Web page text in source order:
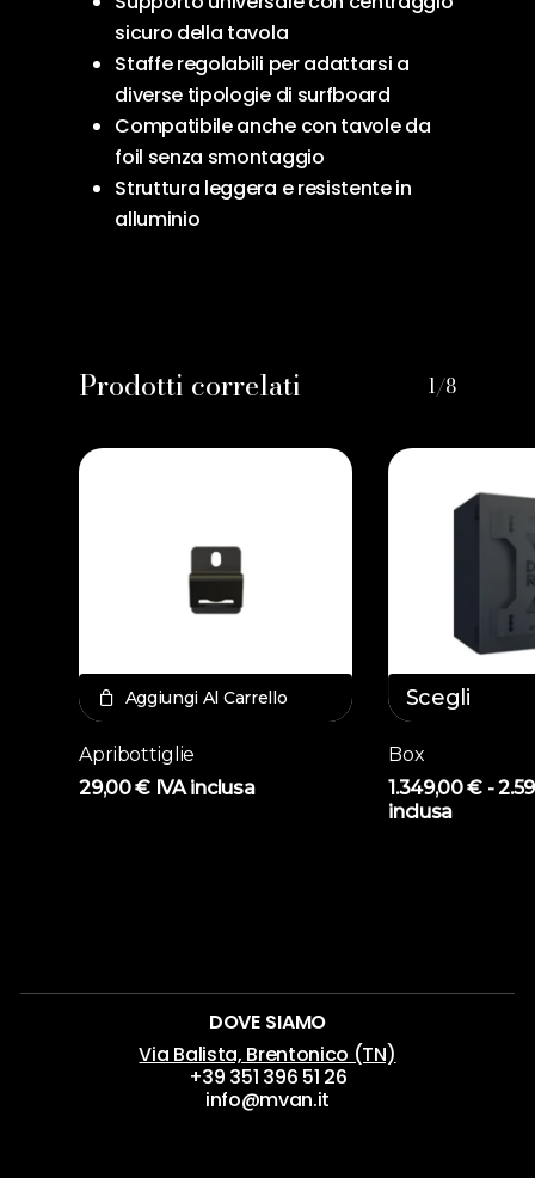
sicuro della tavola
Staffe regolabili per adattarsi a
diverse tipologie di surfboard
Compatibile anche con tavole da
foil senza smontaggio
Struttura leggera e resistente in
alluminio
Prodotti correlati 1/8
Aggiungi Al Carrello
Apribottiglie
29,00€ IVA inclusa
Scegli
prodotto
ha
nella
Box
1.349,00€ -
inclusa
DOVE SIAMO
Via Balista, Brentonico (TN)
+39 351 396 51 26
info@mvan.it